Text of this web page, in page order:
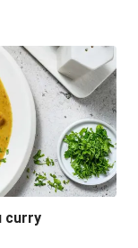
curry